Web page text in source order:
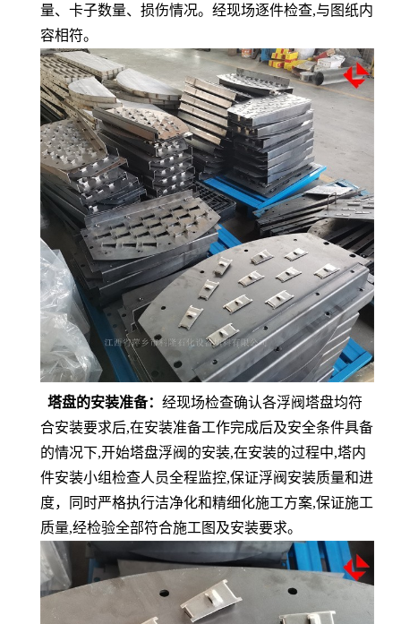
量、卡子数量、 损伤情况。经现场逐件检查,与图纸内
容相符。
塔盘的安装准备： 经现场检查确认各浮阀塔盘均符
合安装要求后,在安装准备工作完成后及安全条件具备
的情况下,开始塔盘浮阀的安装,在安装的过程中,塔内
件安装小组检查人员全程监控,保证浮阀安装质量和进
度，同时严格执行洁净化和精细化施工方案,保证施工
质量,经检验全部符合施工图及安装要求。